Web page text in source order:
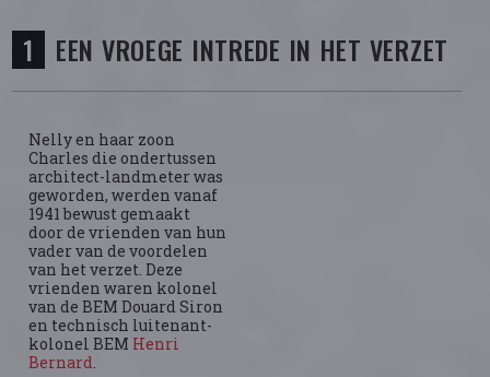
EEN VROEGE INTREDE IN HET VERZET
Nelly en haar zoon
Charles die ondertussen
architect-landmeter was
geworden, werden vanaf
1941 bewust gemaakt
door de vrienden van hun
vader van de voordelen
van het verzet. Deze
vrienden waren kolonel
van de BEM Douard Siron
en technisch luitenant-
kolonel BEM Henri
Bernard.